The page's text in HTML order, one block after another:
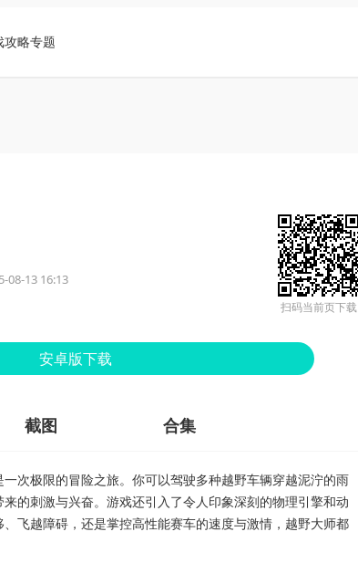
攻略专题
08-13 16:13
安卓版下载
扫码当前页下载
截图 合集
次极限的冒险之旅。你可以驾驶多种越野车辆穿越泥泞的雨
的刺激与兴奋。游戏还引入了令人印象深刻的物理引擎和动
飞越障碍，还是掌控高性能赛车的速度与激情，越野大师都